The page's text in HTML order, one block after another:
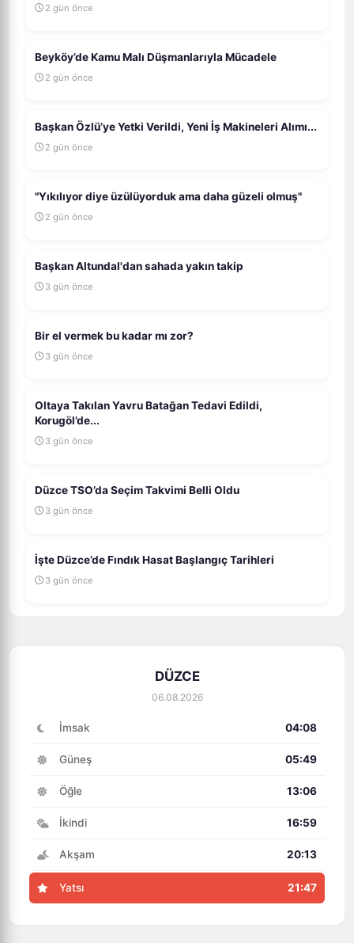
2 gün önce
Beyköy’de Kamu Malı Düşmanlarıyla Mücadele
2 gün önce
Başkan Özlü’ye Yetki Verildi, Yeni İş Makineleri Alımı...
2 gün önce
"Yıkılıyor diye üzülüyorduk ama daha güzeli olmuş"
2 gün önce
Başkan Altundal'dan sahada yakın takip
3 gün önce
Bir el vermek bu kadar mı zor?
3 gün önce
Oltaya Takılan Yavru Batağan Tedavi Edildi,
Korugöl’de...
3 gün önce
Düzce TSO’da Seçim Takvimi Belli Oldu
3 gün önce
İşte Düzce’de Fındık Hasat Başlangıç Tarihleri
3 gün önce
DÜZCE
06.08.2026
İmsak 04:08
Güneş 05:49
Öğle 13:06
İkindi 16:59
Akşam 20:13
Yatsı 21:47